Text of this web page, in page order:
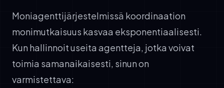
Moniagenttijärjestelmissä koordinaation
monimutkaisuus kasvaa eksponentiaalisesti.
Kun hallinnoit useita agentteja, jotka voivat
toimia samanaikaisesti, sinun on
varmistettava: